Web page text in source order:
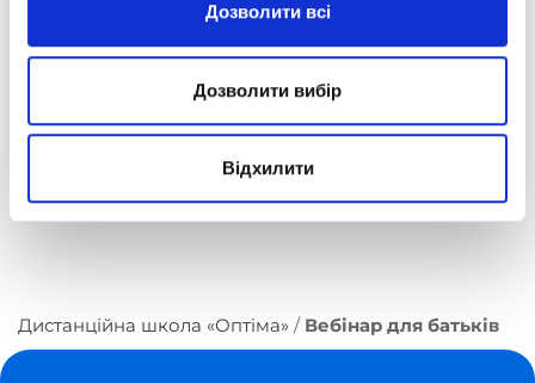
Дозволити всі
Дозволити вибір
Відхилити
Посилання на трансляцію буде надіслано
пізніше
Дистанційна школа «Оптіма» Вебінар для батьків